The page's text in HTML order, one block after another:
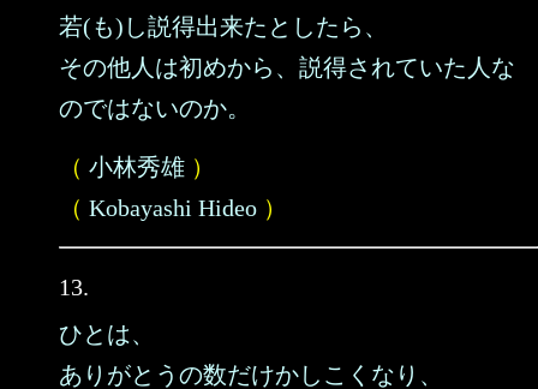
若(も)し説得出来たとしたら、
その他人は初めから、説得されていた人な
のではないのか。
（ 小林秀雄 ）
（ Kobayashi Hideo ）
13.
ひとは、
ありがとうの数だけかしこくなり、